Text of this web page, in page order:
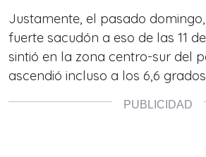
Justamente, el pasado domingo,
fuerte sacudón a eso de las 11
sintió en la zona centro-sur del
ascendió incluso a los 6,6